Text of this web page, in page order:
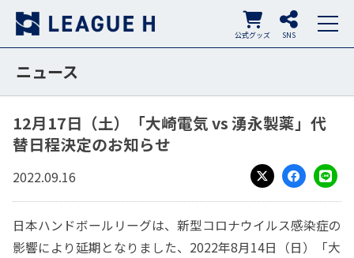
SNS
公式グッズ
ニュース
12月17日（土）「大崎電気 vs 湧永製薬」代
替日程決定のお知らせ
2022.09.16
X
Facebook
LINE
日本ハンドボールリーグは、新型コロナウイルス感染症の
影響により延期となりました、2022年8月14日（日）「大